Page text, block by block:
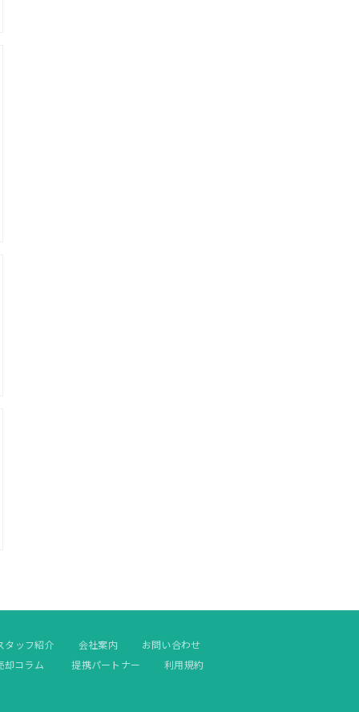
タッフ紹介 会社案内
お問い合わせ
却コラム 提携パートナー
利用規約